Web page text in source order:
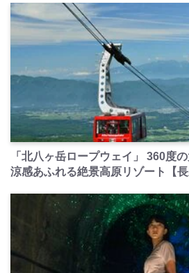
「北八ヶ岳ロープウェイ」 360度
涼感あふれる絶景高原リゾート【長